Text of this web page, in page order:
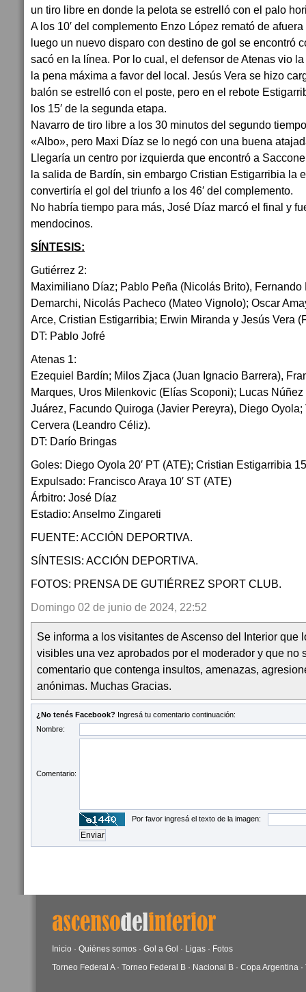
un tiro libre en donde la pelota se estrelló con el palo
A los 10′ del complemento Enzo López remató de
luego un nuevo disparo con destino de gol se encontró
sacó en la línea. Por lo cual, el defensor de Atenas vio
la pena máxima a favor del local. Jesús Vera se hizo
balón se estrelló con el poste, pero en el rebote
los 15′ de la segunda etapa.
Navarro de tiro libre a los 30 minutos del segundo
«Albo», pero Maxi Díaz se lo negó con una buena
Llegaría un centro por izquierda que encontró a
la salida de Bardín, sin embargo Cristian Estigarribia la
convertiría el gol del triunfo a los 46′ del complemento.
No habría tiempo para más, José Díaz marcó el final y
mendocinos.
SÍNTESIS:
Gutiérrez 2:
Maximiliano Díaz; Pablo Peña (Nicolás Brito), Fernando
Demarchi, Nicolás Pacheco (Mateo Vignolo); Oscar
Arce, Cristian Estigarribia; Erwin Miranda y Jesús Vera
DT: Pablo Jofré
Atenas 1:
Ezequiel Bardín; Milos Zjaca (Juan Ignacio Barrera),
Marques, Uros Milenkovic (Elías Scoponi); Lucas
Juárez, Facundo Quiroga (Javier Pereyra), Diego Oyola;
Cervera (Leandro Céliz).
DT: Darío Bringas
Goles: Diego Oyola 20′ PT (ATE); Cristian Estigarribia
Expulsado: Francisco Araya 10′ ST (ATE)
Árbitro: José Díaz
Estadio: Anselmo Zingareti
FUENTE: ACCIÓN DEPORTIVA.
SÍNTESIS: ACCIÓN DEPORTIVA.
FOTOS: PRENSA DE GUTIÉRREZ SPORT CLUB.
Domingo 02 de junio de 2024, 22:52
Se informa a los visitantes de Ascenso del Interior que
visibles una vez aprobados por el moderador y que no
comentario que contenga insultos, amenazas,
anónimas. Muchas Gracias.
¿No tenés Facebook? Ingresá tu comentario continuación:
Nombre:
Comentario:
Por favor ingresá el texto de la imagen:
Inicio · Quiénes somos · Gol a Gol · Ligas · Fotos
Torneo Federal A· Torneo Federal B · Nacional B · Copa Argentina ·